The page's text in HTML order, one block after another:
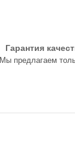
Гарантия
Мы предлагаем